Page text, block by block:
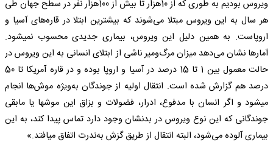
ویروس بودیم به طوری که از 10هزار تا بیش از 100هزار نفر در سطح جهان طی
هر سال به این ویروس مبتلا می‌شوند که بیشترین ابتلا در قاره‌های آسیا و
اروپاست. به همین دلیل این ویروس، بیماری جدیدی محسوب نمی‎شود.
آمارها نشان می‌دهد میزان مرگ‌ومیر ناشی از ابتلای انسانی به این ویروس در
حالت معمول بین 1 تا 15 درصد در آسیا و اروپا بوده و در قاره آمریکا تا 50
درصد هم گزارش شده است. انتقال اولیه از جوندگان به‌ویژه موش‌ها انجام
می‎شود و اگر انسان با مدفوع، ادرار، فضولات و بزاق این موش‎ها یا مابقی
جوندگانی که این نوع ویروس در بدنشان وجود دارد تماس پیدا کند، به این
بیماری آلوده می‌شود، البته انتقال از طریق گزش به‌ندرت اتفاق می‎افتد.»